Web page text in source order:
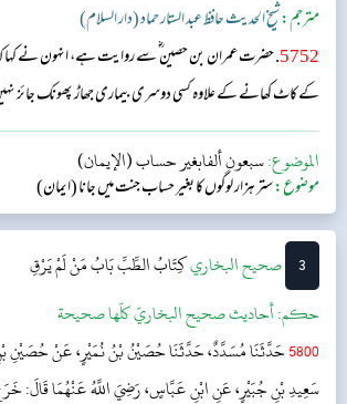
مترجم:شیخ الحدیث حافظ عبد الستار حماد (دار السلام)
5752 . حضرت عمران بن حصین ؓ سے روایت ہے، انہون نے کہا کہ
کے کاٹ کھانے کے علاوہ کسی دوسری بیماری جھاڑ پھونک جائز
الموضوع:سبعون ألفابغير حساب (الإيمان)
موضوع:ستر ہزار لوگوں کا بغیر حساب جنت میں جانا (ایمان)
3 ‌‌صحيح البخاريكِتَابُ الطِّبِّبَابُ مَنْ لَمْ يَرْقِ
حکم:أحاديث صحيح البخاريّ كلّها صحيحة
5800حَدَّثَنَا مُسَدَّدٌ، حَدَّثَنَا حُصَيْنُ بْنُ نُمَيْرٍ، عَنْ حُصَيْنِ
سَعِيدِ بْنِ جُبَيْرٍ، عَنِ ابْنِ عَبَّاسٍ، رَضِيَ اللَّهُ عَنْهُمَا قَالَ: